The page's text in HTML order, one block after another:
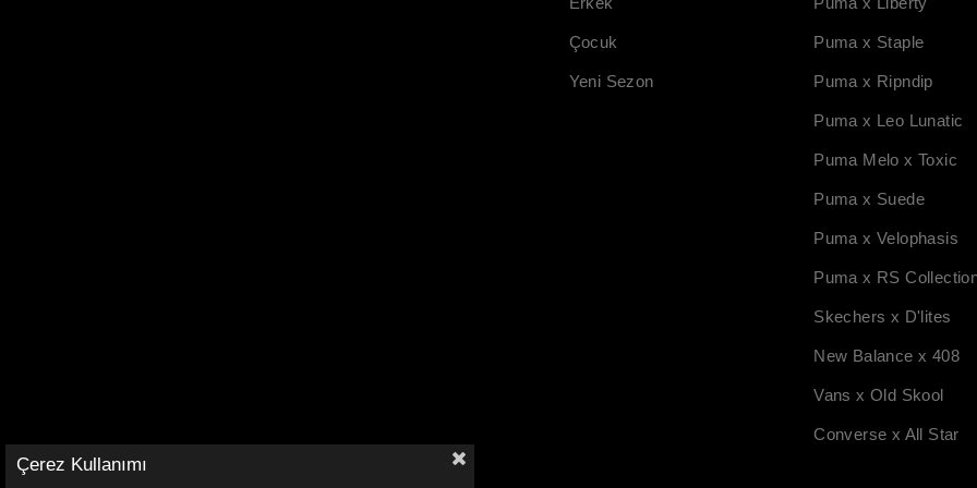
Çocuk
Yeni Sezon
Puma x Staple
Puma x Ripndip
Puma x Leo Lunatic
Puma Melo x Toxic
Puma x Suede
Puma x Velophasis
Puma x RS
Skechers x D'lites
New Balance x 408
Vans x Old Skool
Converse x All Star
Çerez Kullanımı